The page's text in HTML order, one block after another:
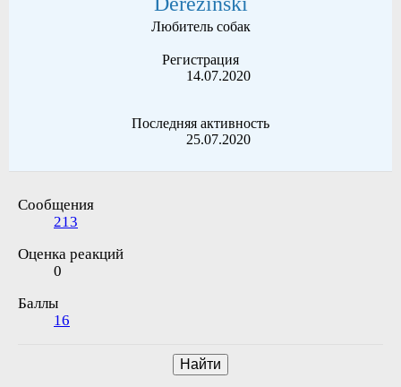
Любитель собак
Регистрация
14.07.2020
Последняя активность
25.07.2020
Сообщения
213
Оценка реакций
0
Баллы
16
Найти